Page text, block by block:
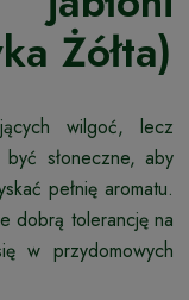
Żółta)
wilgoć, lecz
słoneczne, aby
pełnię aromatu.
dobrą tolerancję na
w przydomowych